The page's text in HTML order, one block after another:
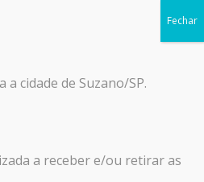
cidade de Suzano/SP.
a receber e/ou retirar as